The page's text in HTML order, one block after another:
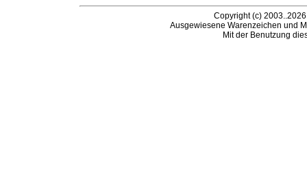
Copyright (c)
Ausgewiesene Warenzeichen und
Mit der Benutzung